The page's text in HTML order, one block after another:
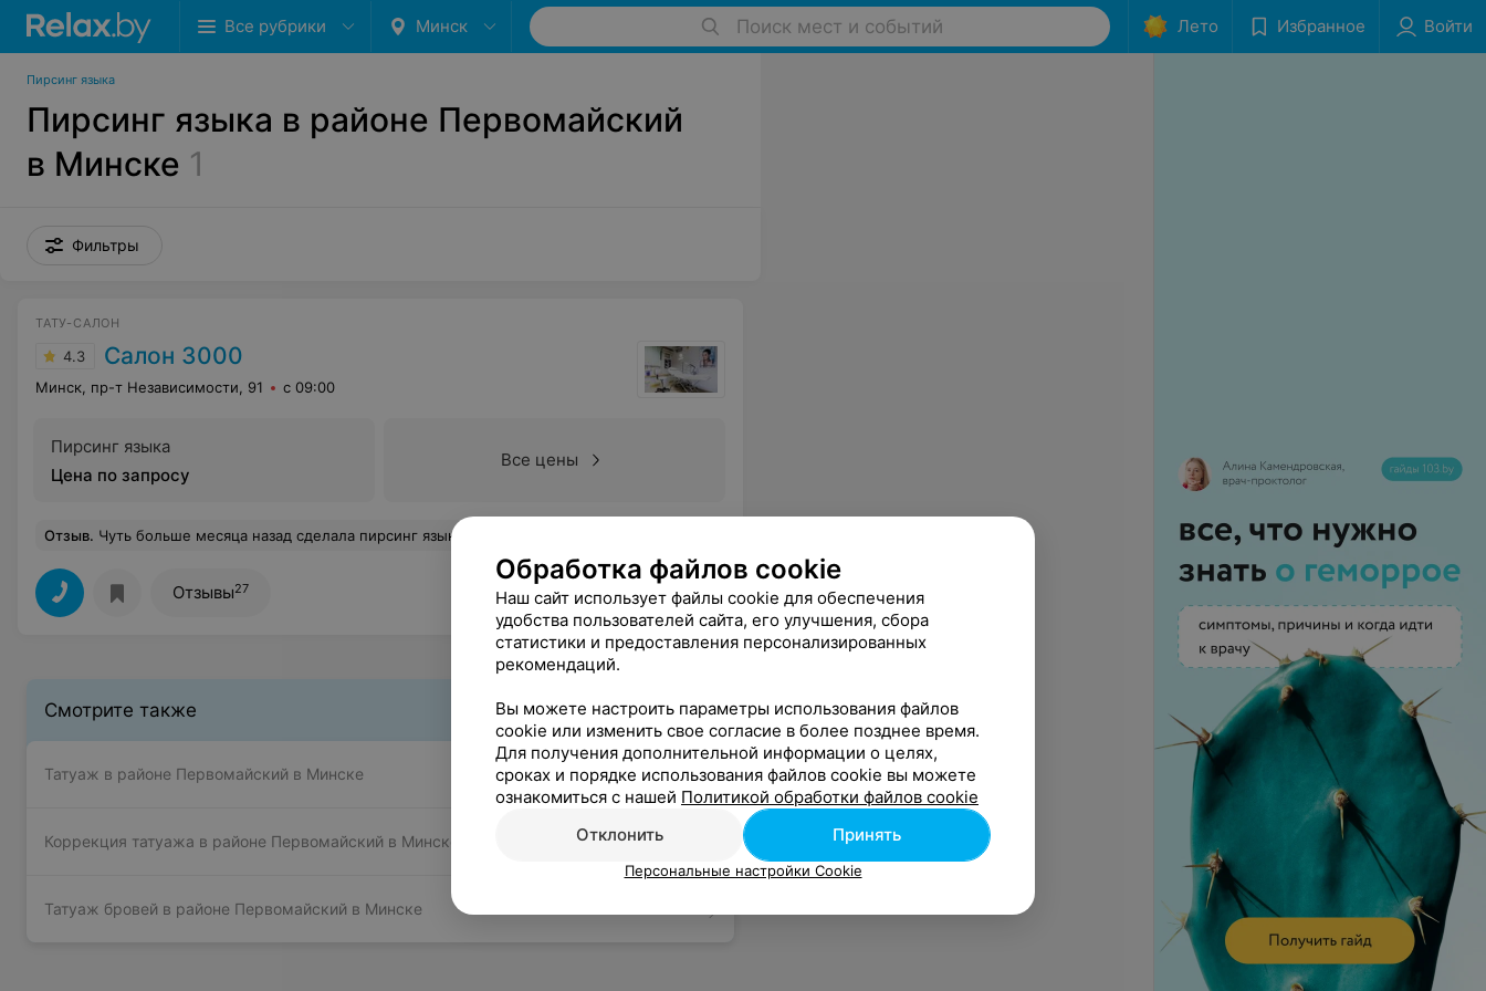
Все рубрики Минск Поиск мест и событий Лето Избранное Войти
Пирсинг языка
Пирсинг языка в районе Первомайский
в Минске 1
Фильтры
ТАТУ-САЛОН
4.3 Салон 3000
Минск, пр-т Независимости, 91 с 09:00
Пирсинг языка
Цена по запросу
Все цены
Отзыв. Чуть больше месяца назад сделала пирсинг языка. Осталась безумно довольна! Очень порадовал уровень обслуживания: прокол сделали быстро, аккуратно, порекомендовали необходимый уход и вежливо попрощались)).
Отзывы27
Смотрите также
Татуаж в районе Первомайский в Минске
Коррекция татуажа в районе Первомайский в Минске
Татуаж бровей в районе Первомайский в Минске
Обработка файлов cookie
Наш сайт использует файлы cookie для обеспечения
удобства пользователей сайта, его улучшения, сбора
статистики и предоставления персонализированных
рекомендаций.
Вы можете настроить параметры использования файлов
cookie или изменить свое согласие в более позднее время.
Для получения дополнительной информации о целях,
сроках и порядке использования файлов cookie вы можете
ознакомиться с нашей Политикой обработки файлов cookie
Отклонить
Принять
Персональные настройки Cookie